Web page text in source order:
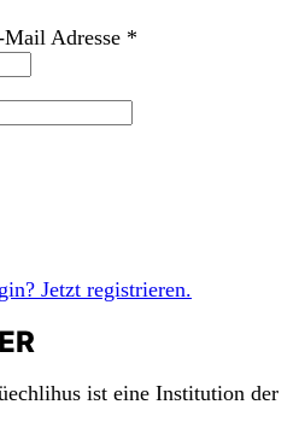
Mail Adresse *
Jetzt registrieren.
ist eine Institution der